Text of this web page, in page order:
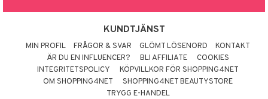
KUNDTJÄNST
MIN PROFIL FRÅGOR & SVAR GLÖMT LÖSENORD
KONTAKT
ÄR DU EN INFLUENCER?
BLI AFFILIATE
COOKIES
INTEGRITETSPOLICY
KÖPVILLKOR FÖR SHOPPING4NET
OM SHOPPING4NET
SHOPPING4NET BEAUTYSTORE
TRYGG E-HANDEL